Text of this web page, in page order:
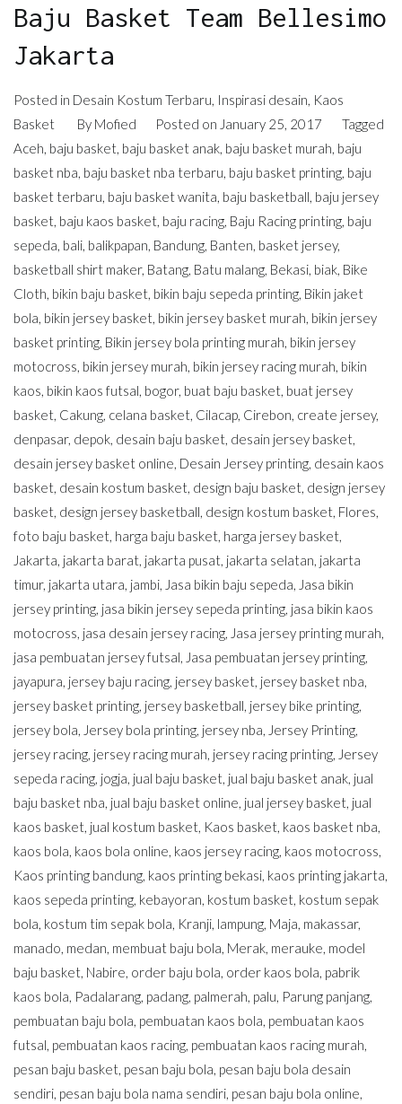
Baju Basket Team Bellesimo
Jakarta
Posted in Desain Kostum Terbaru, Inspirasi desain, Kaos
Basket
By Mofied Posted on January 25, 2017
Tagged
Aceh, baju basket, baju basket anak, baju basket murah, baju
basket nba, baju basket nba terbaru, baju basket printing, baju
basket terbaru, baju basket wanita, baju basketball, baju jersey
basket, baju kaos basket, baju racing, Baju Racing printing, baju
sepeda, bali, balikpapan, Bandung, Banten, basket jersey,
basketball shirt maker, Batang, Batu malang, Bekasi, biak, Bike
Cloth, bikin baju basket, bikin baju sepeda printing, Bikin jaket
bola, bikin jersey basket, bikin jersey basket murah, bikin jersey
basket printing, Bikin jersey bola printing murah, bikin jersey
motocross, bikin jersey murah, bikin jersey racing murah, bikin
kaos, bikin kaos futsal, bogor, buat baju basket, buat jersey
basket, Cakung, celana basket, Cilacap, Cirebon, create jersey,
denpasar, depok, desain baju basket, desain jersey basket,
desain jersey basket online, Desain Jersey printing, desain kaos
basket, desain kostum basket, design baju basket, design jersey
basket, design jersey basketball, design kostum basket, Flores,
foto baju basket, harga baju basket, harga jersey basket,
Jakarta, jakarta barat, jakarta pusat, jakarta selatan, jakarta
timur, jakarta utara, jambi, Jasa bikin baju sepeda, Jasa bikin
jersey printing, jasa bikin jersey sepeda printing, jasa bikin kaos
motocross, jasa desain jersey racing, Jasa jersey printing murah,
jasa pembuatan jersey futsal, Jasa pembuatan jersey printing,
jayapura, jersey baju racing, jersey basket, jersey basket nba,
jersey basket printing, jersey basketball, jersey bike printing,
jersey bola, Jersey bola printing, jersey nba, Jersey Printing,
jersey racing, jersey racing murah, jersey racing printing, Jersey
sepeda racing, jogja, jual baju basket, jual baju basket anak, jual
baju basket nba, jual baju basket online, jual jersey basket, jual
kaos basket, jual kostum basket, Kaos basket, kaos basket nba,
kaos bola, kaos bola online, kaos jersey racing, kaos motocross,
Kaos printing bandung, kaos printing bekasi, kaos printing jakarta,
kaos sepeda printing, kebayoran, kostum basket, kostum sepak
bola, kostum tim sepak bola, Kranji, lampung, Maja, makassar,
manado, medan, membuat baju bola, Merak, merauke, model
baju basket, Nabire, order baju bola, order kaos bola, pabrik
kaos bola, Padalarang, padang, palmerah, palu, Parung panjang,
pembuatan baju bola, pembuatan kaos bola, pembuatan kaos
futsal, pembuatan kaos racing, pembuatan kaos racing murah,
pesan baju basket, pesan baju bola, pesan baju bola desain
sendiri, pesan baju bola nama sendiri, pesan baju bola online,